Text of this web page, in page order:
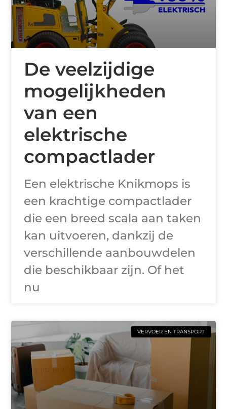
De veelzijdige
mogelijkheden
van een
elektrische
compactlader
Een elektrische Knikmops is
een krachtige compactlader
die een breed scala aan taken
kan uitvoeren, dankzij de
verschillende aanbouwdelen
die beschikbaar zijn. Of het
nu
VERVOER EN TRANSPORT